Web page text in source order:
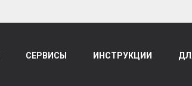
СЕРВИСЫ ИНСТРУКЦИИ